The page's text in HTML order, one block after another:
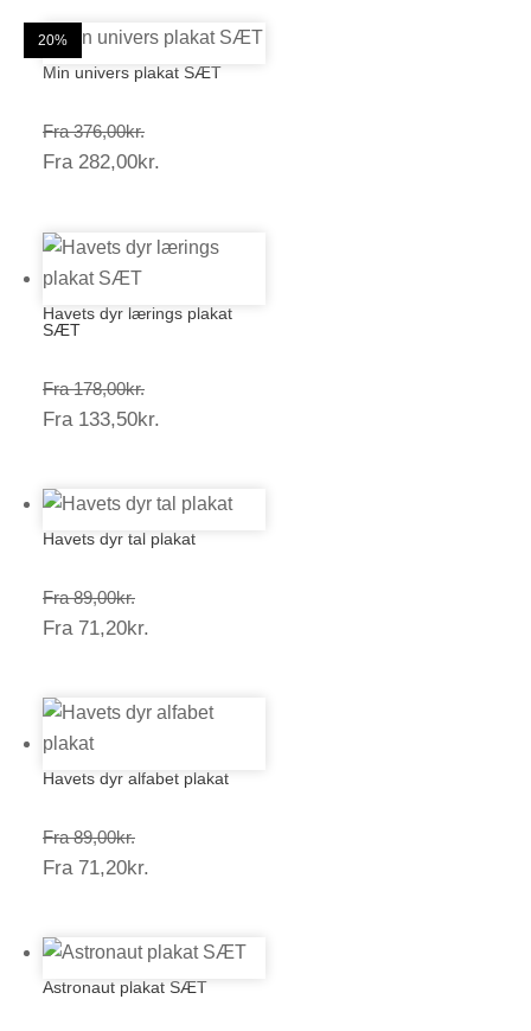
25%
Min univers plakat SÆT
Fra 376,00kr.Prisinterval:
376,00kr.
Fra 282,00kr.
25%
Havets dyr lærings plakat
SÆT
Fra 178,00kr.Prisinterval:
178,00kr.
Fra 133,50kr.
20%
Havets dyr tal plakat
Fra 89,00kr.Prisinterval:
89,00kr.
Fra 71,20kr.
20%
Havets dyr alfabet plakat
Fra 89,00kr.Prisinterval:
89,00kr.
Fra 71,20kr.
25%
Astronaut plakat SÆT
20%
20%
20%
25%
20%
20%
20%